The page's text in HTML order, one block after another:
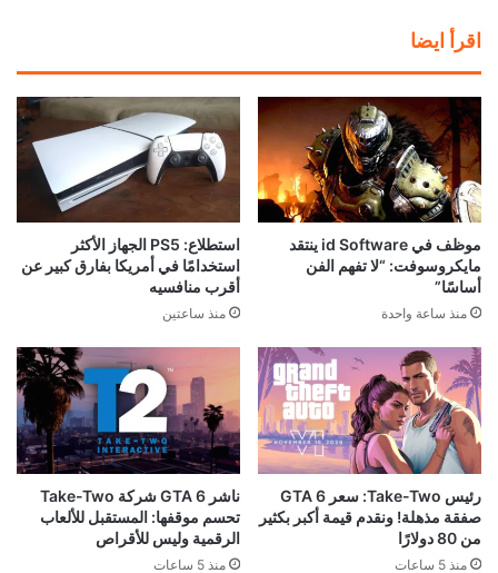
اقرأ ايضا
موظف في id Software ينتقد
مايكروسوفت: “لا تفهم الفن
أساسًا”
منذ ساعة واحدة
استطلاع: PS5 الجهاز الأكثر
استخدامًا في أمريكا بفارق كبير عن
أقرب منافسيه
منذ ساعتين
رئيس Take-Two: سعر GTA 6
صفقة مذهلة! ونقدم قيمة أكبر بكثير
من 80 دولارًا
منذ 5 ساعات
ناشر GTA 6 شركة Take-Two
تحسم موقفها: المستقبل للألعاب
الرقمية وليس للأقراص
منذ 5 ساعات